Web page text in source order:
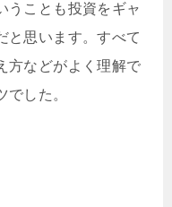
うことも投資をギャ
と思います。すべて
方などがよく理解で
した。